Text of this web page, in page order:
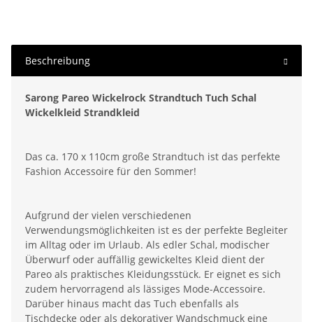
Beschreibung
Sarong Pareo Wickelrock Strandtuch Tuch Schal
Wickelkleid Strandkleid
Das ca. 170 x 110cm große Strandtuch ist das perfekte
Fashion Accessoire für den Sommer!
Aufgrund der vielen verschiedenen
Verwendungsmöglichkeiten ist es der perfekte Begleiter
im Alltag oder im Urlaub. Als edler Schal, modischer
Überwurf oder auffällig gewickeltes Kleid dient der
Pareo als praktisches Kleidungsstück. Er eignet es sich
zudem hervorragend als lässiges Mode-Accessoire.
Darüber hinaus macht das Tuch ebenfalls als
Tischdecke oder als dekorativer Wandschmuck eine